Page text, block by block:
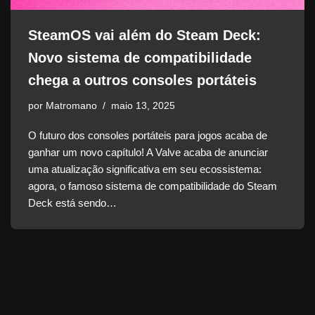
SteamOS vai além do Steam Deck:
Novo sistema de compatibilidade
chega a outros consoles portáteis
por Matromano maio 13, 2025
O futuro dos consoles portáteis para jogos acaba de
ganhar um novo capítulo! A Valve acaba de anunciar
uma atualização significativa em seu ecossistema:
agora, o famoso sistema de compatibilidade do Steam
Deck está sendo…